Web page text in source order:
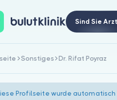
Sind Sie
Sonstiges Dr. Rifat Poyraz
Profilseite wurde